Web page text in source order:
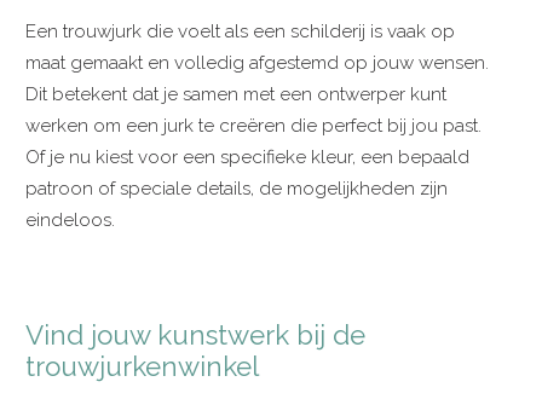
Een trouwjurk die voelt als een schilderij is vaak op
maat gemaakt en volledig afgestemd op jouw wensen.
Dit betekent dat je samen met een ontwerper kunt
werken om een jurk te creëren die perfect bij jou past.
Of je nu kiest voor een specifieke kleur, een bepaald
patroon of speciale details, de mogelijkheden zijn
eindeloos.
Vind jouw kunstwerk bij de
trouwjurkenwinkel